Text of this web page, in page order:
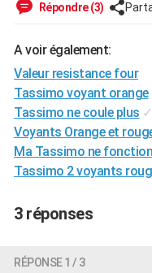
Répondre (3)
A voir également:
Valeur resistance four
Tassimo voyant orange
Tassimo ne coule plus ✓
Voyants Orange et
Ma Tassimo ne
Tassimo 2 voyants
3 réponses
RÉPONSE 1 / 3